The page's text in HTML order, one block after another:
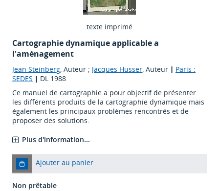
texte imprimé
Cartographie dynamique applicable a
l'aménagement
Jean Steinberg, Auteur ; Jacques Husser, Auteur | Paris :
SEDES | DL 1988
Ce manuel de cartographie a pour objectif de présenter
les différents produits de la cartographie dynamique mais
également les principaux problèmes rencontrés et de
proposer des solutions.
Plus d'information...
Ajouter au panier
Non prêtable